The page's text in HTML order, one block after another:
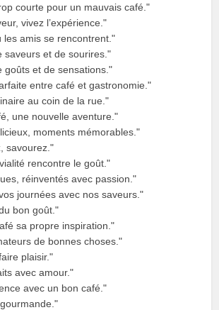
courte pour un mauvais café."
vivez l’expérience."
les amis se rencontrent."
saveurs et de sourires."
goûts et de sensations."
entre café et gastronomie."
au coin de la rue."
une nouvelle aventure."
moments mémorables."
savourez."
rencontre le goût."
réinventés avec passion."
journées avec nos saveurs."
bon goût."
sa propre inspiration."
de bonnes choses."
plaisir."
avec amour."
avec un bon café."